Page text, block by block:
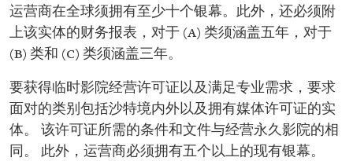
运营商在全球须拥有至少十个银幕。此外，还必须附
上该实体的财务报表，对于 (A) 类须涵盖五年，对于
(B) 类和 (C) 类须涵盖三年。
要获得临时影院经营许可证以及满足专业需求，要求
面对的类别包括沙特境内外以及拥有媒体许可证的实
体。 该许可证所需的条件和文件与经营永久影院的相
同。 此外，运营商必须拥有五个以上的现有银幕。